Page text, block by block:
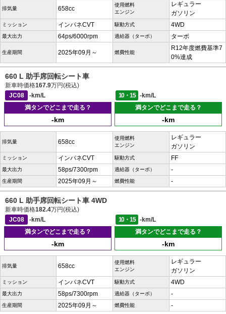
排気量 658cc
使用燃料
エンジン
レギュラー
ガソリン
ミッション インパネCVT 駆動方式 4WD
最大出力 64ps/6000rpm 過給器（ターボ） ターボ
生産期間 2025年09月～ 燃費性能
R12年度燃費基準7
0%達成
660 L 助手席回転シート車
新車時価格167.9万円(税込)
JC08
-km/L 10・15
-km/L
満タンでどこまで走る？
-km
満タンでどこまで走る？
-km
排気量 658cc
使用燃料
エンジン
レギュラー
ガソリン
ミッション インパネCVT 駆動方式 FF
最大出力 58ps/7300rpm 過給器（ターボ） -
生産期間 2025年09月～ 燃費性能 -
660 L 助手席回転シート車 4WD
新車時価格182.4万円(税込)
JC08
-km/L 10・15
-km/L
満タンでどこまで走る？
-km
満タンでどこまで走る？
-km
排気量 658cc
使用燃料
エンジン
レギュラー
ガソリン
ミッション インパネCVT 駆動方式 4WD
最大出力 58ps/7300rpm 過給器（ターボ） -
生産期間 2025年09月～ 燃費性能 -